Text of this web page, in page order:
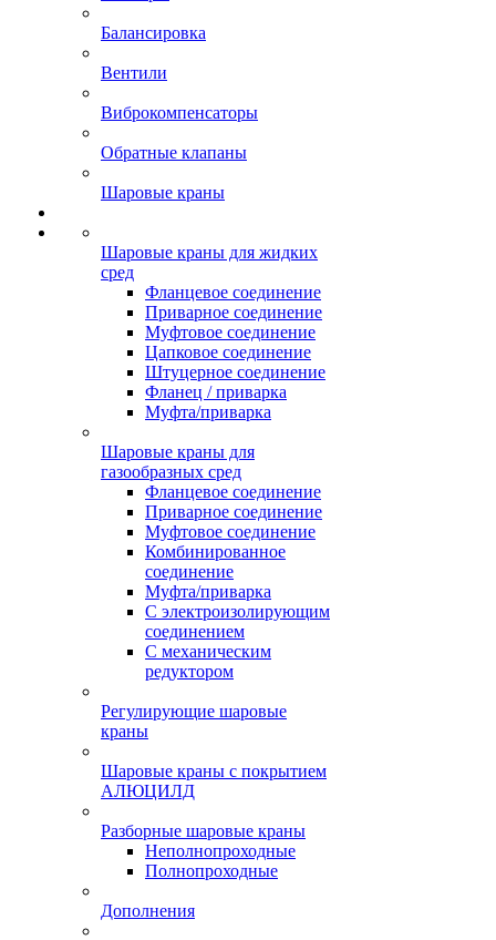
Балансировка
Вентили
Виброкомпенсаторы
Обратные клапаны
Шаровые краны
Шаровые краны для жидких
сред
Фланцевое соединение
Приварное соединение
Муфтовое соединение
Цапковое соединение
Штуцерное соединение
Фланец / приварка
Муфта/приварка
Шаровые краны для
газообразных сред
Фланцевое соединение
Приварное соединение
Муфтовое соединение
Комбинированное
соединение
Муфта/приварка
С электроизолирующим
соединением
С механическим
редуктором
Регулирующие шаровые
краны
Шаровые краны с покрытием
АЛЮЦИЛД
Разборные шаровые краны
Неполнопроходные
Полнопроходные
Дополнения